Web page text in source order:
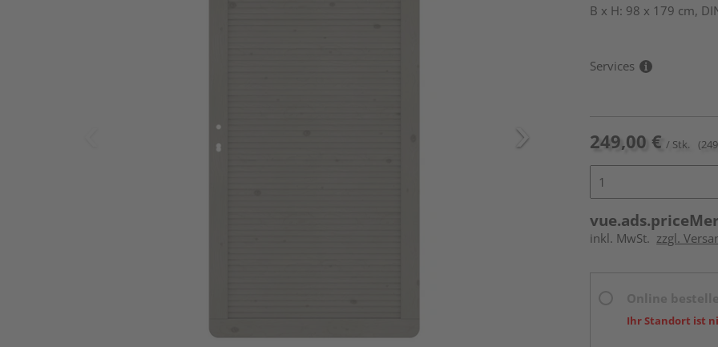
B x H: 98 x 179 cm,
Services
249,00 € / Stk.
inkl. MwSt. zzgl.
Ihr Standort ist